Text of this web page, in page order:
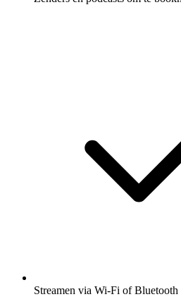
Streamen via Wi-Fi of Bluetooth